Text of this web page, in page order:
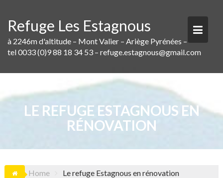
content
Refuge Les Estagnous
à 2246m d'altitude – Mont Valier – Ariège Pyrénées –
tel 0033 (0)9 88 18 34 53 – refuge.estagnous@gmail.com
LE REFUGE ESTAGNOUS EN
RÉNOVATION
Home Le refuge Estagnous en rénovation